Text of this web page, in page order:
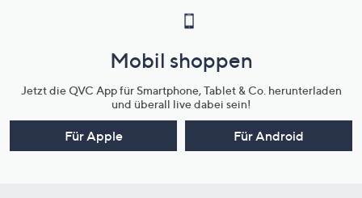
Mobil shoppen
Jetzt die QVC App für Smartphone, Tablet & Co. herunterladen
und überall live dabei sein!
Für Apple Für Android